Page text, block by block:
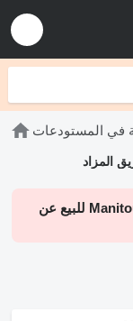
في المستودعات
رافعة تلسكوبية Manitou MT 625 H للبيع عن